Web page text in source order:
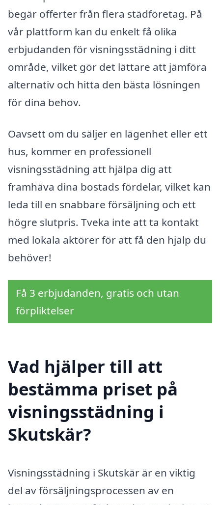
begär offerter från flera städföretag. På
vår plattform kan du enkelt få olika
erbjudanden för visningsstädning i ditt
område, vilket gör det lättare att jämföra
alternativ och hitta den bästa lösningen
för dina behov.
Oavsett om du säljer en lägenhet eller ett
hus, kommer en professionell
visningsstädning att hjälpa dig att
framhäva dina bostads fördelar, vilket kan
leda till en snabbare försäljning och ett
högre slutpris. Tveka inte att ta kontakt
med lokala aktörer för att få den hjälp du
behöver!
Få 3 erbjudanden, gratis och utan
förpliktelser
Vad hjälper till att
bestämma priset på
visningsstädning i
Skutskär?
Visningsstädning i Skutskär är en viktig
del av försäljningsprocessen av en